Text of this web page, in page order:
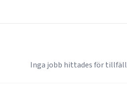
Inga jobb hittades för